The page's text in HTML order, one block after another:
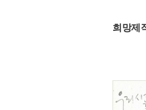
희망제